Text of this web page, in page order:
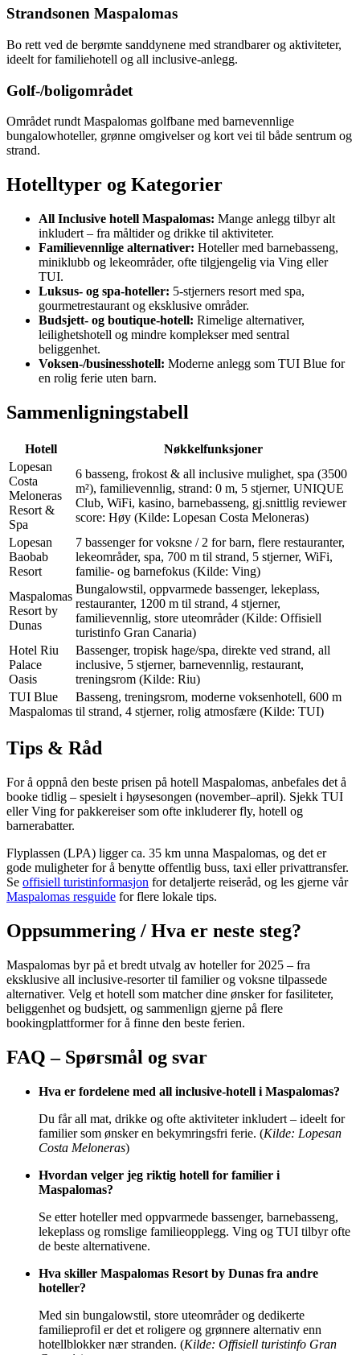
Strandsonen Maspalomas
Bo rett ved de berømte sanddynene med strandbarer og aktiviteter,
ideelt for familiehotell og all inclusive-anlegg.
Golf-/boligområdet
Området rundt Maspalomas golfbane med barnevennlige
bungalowhoteller, grønne omgivelser og kort vei til både sentrum og
strand.
Hotelltyper og Kategorier
All Inclusive hotell Maspalomas: Mange anlegg tilbyr alt
inkludert – fra måltider og drikke til aktiviteter.
Familievennlige alternativer: Hoteller med barnebasseng,
miniklubb og lekeområder, ofte tilgjengelig via Ving eller
TUI.
Luksus- og spa-hoteller: 5-stjerners resort med spa,
gourmetrestaurant og eksklusive områder.
Budsjett- og boutique-hotell: Rimelige alternativer,
leilighetshotell og mindre komplekser med sentral
beliggenhet.
Voksen-/businesshotell: Moderne anlegg som TUI Blue for
en rolig ferie uten barn.
Sammenligningstabell
Hotell
Nøkkelfunksjoner
Lopesan
Costa
Meloneras
Resort &
Spa
6 basseng, frokost & all inclusive mulighet, spa (3500
m²), familievennlig, strand: 0 m, 5 stjerner, UNIQUE
Club, WiFi, kasino, barnebasseng, gj.snittlig reviewer
score: Høy (Kilde: Lopesan Costa Meloneras)
Lopesan
Baobab
Resort
7 bassenger for voksne / 2 for barn, flere restauranter,
lekeområder, spa, 700 m til strand, 5 stjerner, WiFi,
familie- og barnefokus (Kilde: Ving)
Maspalomas
Resort by
Dunas
Bungalowstil, oppvarmede bassenger, lekeplass,
restauranter, 1200 m til strand, 4 stjerner,
familievennlig, store uteområder (Kilde: Offisiell
turistinfo Gran Canaria)
Hotel Riu
Palace
Oasis
Bassenger, tropisk hage/spa, direkte ved strand, all
inclusive, 5 stjerner, barnevennlig, restaurant,
treningsrom (Kilde: Riu)
TUI Blue
Maspalomas
Basseng, treningsrom, moderne voksenhotell, 600 m
til strand, 4 stjerner, rolig atmosfære (Kilde: TUI)
Tips & Råd
For å oppnå den beste prisen på hotell Maspalomas, anbefales det å
booke tidlig – spesielt i høysesongen (november–april). Sjekk TUI
eller Ving for pakkereiser som ofte inkluderer fly, hotell og
barnerabatter.
Flyplassen (LPA) ligger ca. 35 km unna Maspalomas, og det er
gode muligheter for å benytte offentlig buss, taxi eller privattransfer.
Se offisiell turistinformasjon for detaljerte reiseråd, og les gjerne vår
Maspalomas resguide for flere lokale tips.
Oppsummering / Hva er neste steg?
Maspalomas byr på et bredt utvalg av hoteller for 2025 – fra
eksklusive all inclusive-resorter til familier og voksne tilpassede
alternativer. Velg et hotell som matcher dine ønsker for fasiliteter,
beliggenhet og budsjett, og sammenlign gjerne på flere
bookingplattformer for å finne den beste ferien.
FAQ – Spørsmål og svar
Hva er fordelene med all inclusive-hotell i Maspalomas?
Du får all mat, drikke og ofte aktiviteter inkludert – ideelt for
familier som ønsker en bekymringsfri ferie. (Kilde: Lopesan
Costa Meloneras)
Hvordan velger jeg riktig hotell for familier i
Maspalomas?
Se etter hoteller med oppvarmede bassenger, barnebasseng,
lekeplass og romslige familieopplegg. Ving og TUI tilbyr ofte
de beste alternativene.
Hva skiller Maspalomas Resort by Dunas fra andre
hoteller?
Med sin bungalowstil, store uteområder og dedikerte
familieprofil er det et roligere og grønnere alternativ enn
hotellblokker nær stranden. (Kilde: Offisiell turistinfo Gran